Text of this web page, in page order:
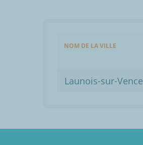
NOM DE LA VILLE
Launois-sur-Vence